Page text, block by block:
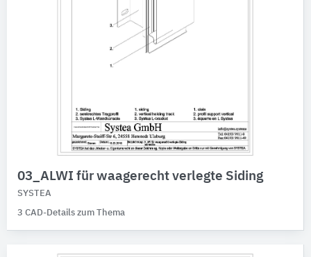
03_ALWI für waagerecht verlegte Siding
SYSTEA
3 CAD-Details zum Thema